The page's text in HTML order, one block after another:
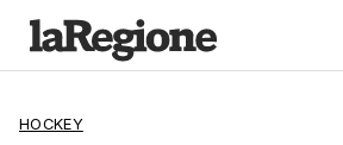
HOCKEY